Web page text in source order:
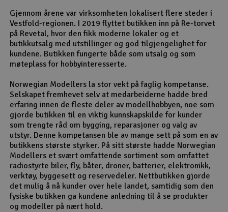
Gjennom årene var virksomheten lokalisert flere steder i
Vestfold-regionen. I 2019 flyttet butikken inn på Re-torvet
på Revetal, hvor den fikk moderne lokaler og et
butikkutsalg med utstillinger og god tilgjengelighet for
kundene. Butikken fungerte både som utsalg og som
møteplass for hobbyinteresserte.
Norwegian Modellers la stor vekt på faglig kompetanse.
Selskapet fremhevet selv at medarbeiderne hadde bred
erfaring innen de fleste deler av modellhobbyen, noe som
gjorde butikken til en viktig kunnskapskilde for kunder
som trengte råd om bygging, reparasjoner og valg av
utstyr. Denne kompetansen ble av mange sett på som en av
butikkens største styrker. På sitt største hadde Norwegian
Modellers et svært omfattende sortiment som omfattet
radiostyrte biler, fly, båter, droner, batterier, elektronikk,
verktøy, byggesett og reservedeler. Nettbutikken gjorde
det mulig å nå kunder over hele landet, samtidig som den
fysiske butikken ga kundene anledning til å se produkter
og modeller på nært hold.